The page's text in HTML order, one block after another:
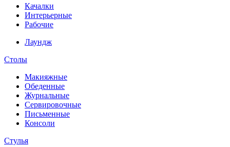
Качалки
Интерьерные
Рабочие
Лаундж
Столы
Макияжные
Обеденные
Журнальные
Сервировочные
Письменные
Консоли
Стулья